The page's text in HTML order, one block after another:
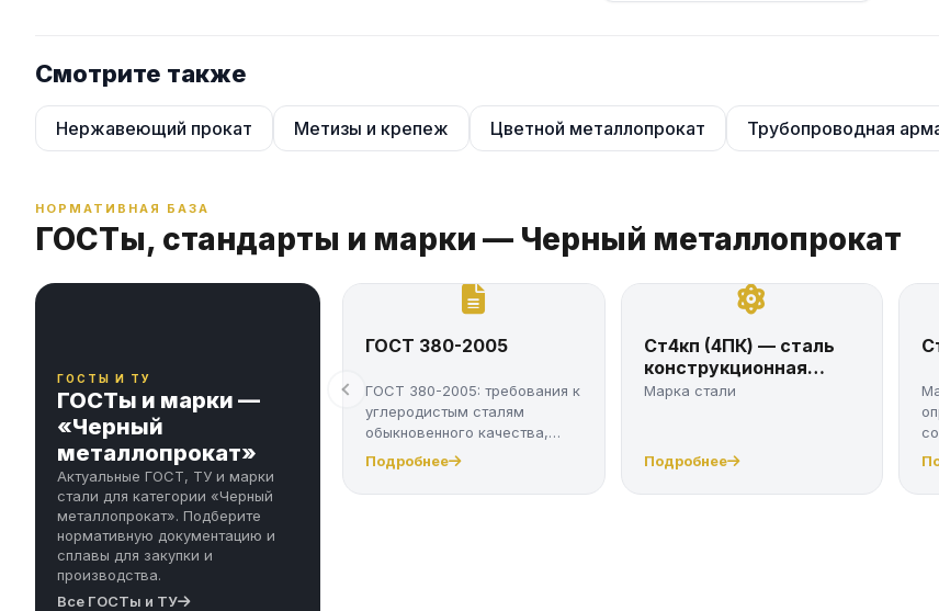
Смотрите также
Нержавеющий прокат Метизы и крепеж Цветной металлопрокат Трубопроводная
НОРМАТИВНАЯ БАЗА
ГОСТы, стандарты и марки — Черный металлопрокат
ГОСТЫ И ТУ
ГОСТы и марки —
«Черный
металлопрокат»
Актуальные ГОСТ, ТУ и марки
стали для категории «Черный
металлопрокат». Подберите
нормативную документацию и
сплавы для закупки и
производства.
Все ГОСТы и ТУ
ГОСТ 380-2005
ГОСТ 380-2005: требования к
углеродистым сталям
обыкновенного качества,
марки Ст...
Подробнее
Ст4кп (4ПК) — сталь
конструкционная
углеродистая по ГОСТ
Марка стали
Подробнее